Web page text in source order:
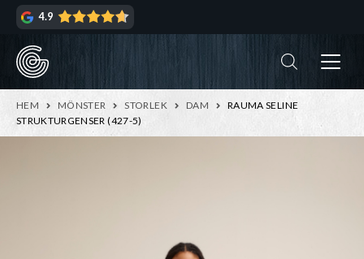
Hoppa
navigering
Hoppa
innehåll
4.9
HEM MÖNSTER STORLEK DAM
RAUMA SELINE
STRUKTURGENSER (427-5)